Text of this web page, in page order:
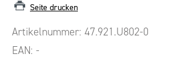
Seite drucken
Artikelnummer: 47.921.U802-0
EAN: -